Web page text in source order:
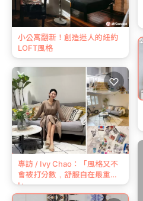
小公寓翻新！創造迷人的紐約
LOFT風格
專訪 / Ivy Chao：「風格又不
會被打分數，舒服自在最重要
!」
♡